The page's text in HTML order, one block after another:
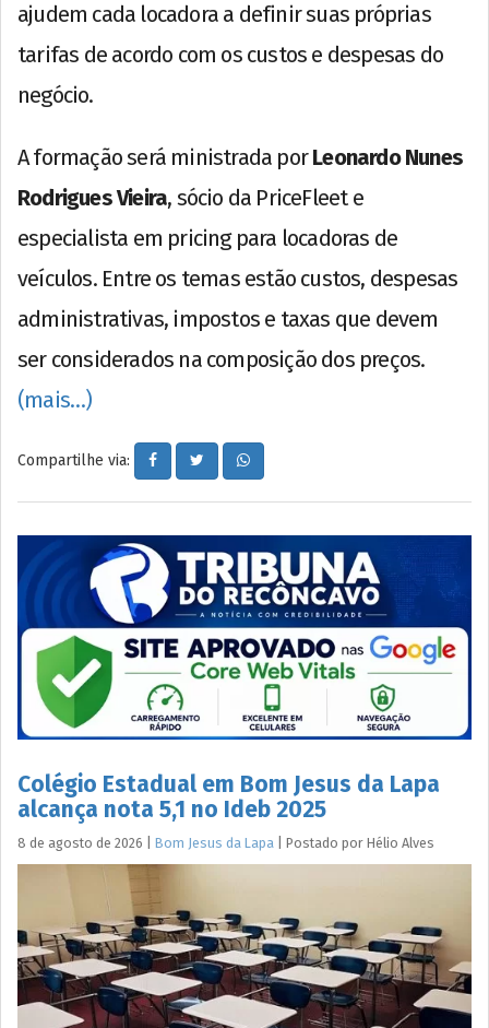
ajudem cada locadora a definir suas próprias
tarifas de acordo com os custos e despesas do
negócio.
A formação será ministrada porLeonardo Nunes
Rodrigues Vieira, sócio da PriceFleet e
especialista em pricing para locadoras de
veículos. Entre os temas estão custos, despesas
administrativas, impostos e taxas que devem
ser considerados na composição dos preços.
(mais…)
Compartilhe via:
Colégio Estadual em Bom Jesus da Lapa
alcança nota 5,1 no Ideb 2025
8 de agosto de 2026 Bom Jesus da Lapa Postado por Hélio Alves